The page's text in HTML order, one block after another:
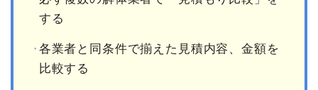
する
各業者と同条件で揃えた見積内容、金額を
比較する